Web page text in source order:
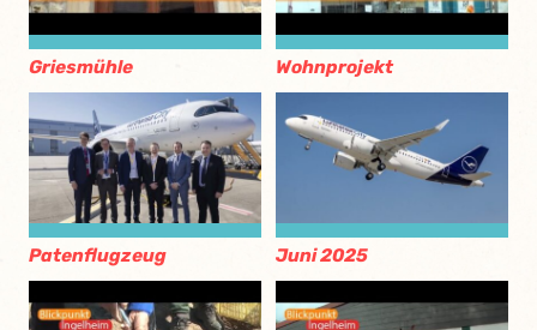
Griesmühle Wohnprojekt
Patenflugzeug Juni 2025